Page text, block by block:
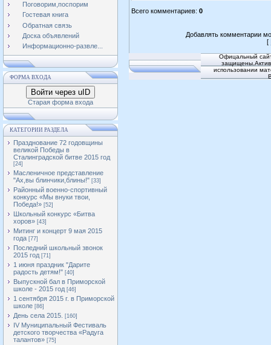
Поговорим,поспорим
Гостевая книга
Обратная связь
Доска объявлений
Информационно-развле...
ФОРМА ВХОДА
Войти через uID
Старая форма входа
КАТЕГОРИИ РАЗДЕЛА
Празднование 72 годовщины
великой Победы в
Сталинградской битве 2015 год
[24]
Масленичное представление
"Ах,вы блинчики,блины!" [33]
Районный военно-спортивный
конкурс «Мы внуки твои,
Победа!» [52]
Школьный конкурс «Битва
хоров» [43]
Митинг и концерт 9 мая 2015
года [77]
Последний школьный звонок
2015 год [71]
1 июня праздник "Дарите
радость детям!" [40]
Выпускной бал в Приморской
школе - 2015 год [46]
1 сентября 2015 г. в Приморской
школе [86]
День села 2015. [160]
IV Муниципальный Фестиваль
детского творчества «Радуга
талантов» [75]
Всего комментариев: 0
Добавлять комментарии
[
Офицальный
использовании